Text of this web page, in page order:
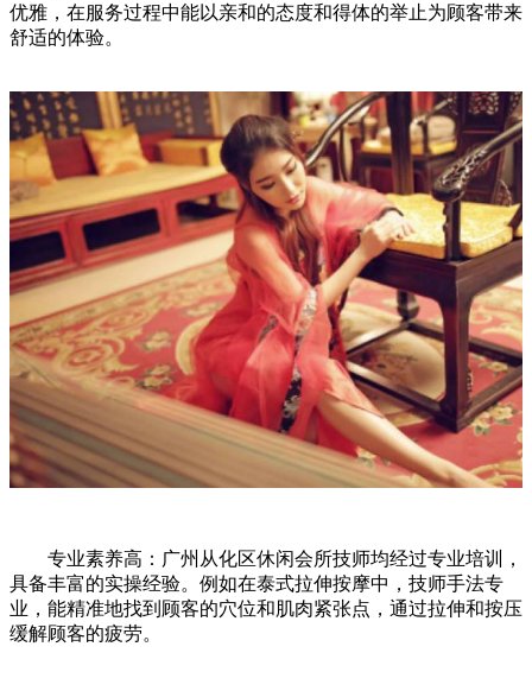
优雅，在服务过程中能以亲和的态度和得体的举止为顾客带来
舒适的体验。
专业素养高：广州从化区休闲会所技师均经过专业培训，
具备丰富的实操经验。例如在泰式拉伸按摩中，技师手法专
业，能精准地找到顾客的穴位和肌肉紧张点，通过拉伸和按压
缓解顾客的疲劳。